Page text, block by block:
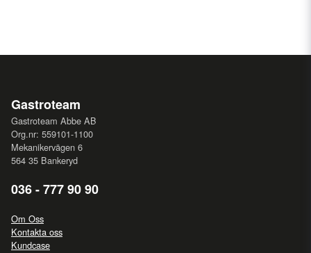
Gastroteam
Gastroteam Abbe AB
Org.nr: 559101-1100
Mekanikervägen 6
564 35 Bankeryd
036 - 777 90 90
Om Oss
Kontakta oss
Kundcase